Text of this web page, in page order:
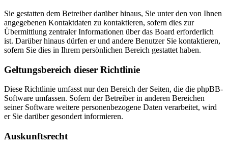
Sie gestatten dem Betreiber darüber hinaus, Sie unter den von Ihnen
angegebenen Kontaktdaten zu kontaktieren, sofern dies zur
Übermittlung zentraler Informationen über das Board erforderlich
ist. Darüber hinaus dürfen er und andere Benutzer Sie kontaktieren,
sofern Sie dies in Ihrem persönlichen Bereich gestattet haben.
Geltungsbereich dieser Richtlinie
Diese Richtlinie umfasst nur den Bereich der Seiten, die die phpBB-
Software umfassen. Sofern der Betreiber in anderen Bereichen
seiner Software weitere personenbezogene Daten verarbeitet, wird
er Sie darüber gesondert informieren.
Auskunftsrecht